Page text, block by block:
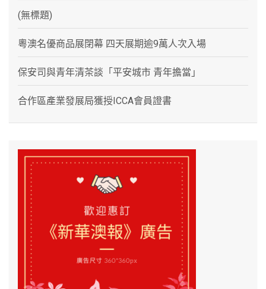
(無標題)
粵澳名優商品展閉幕 四天展期逾9萬人次入場
保安司與青年清茶談「平安城市 青年擔當」
合作區產業發展局獲授ICCA會員證書